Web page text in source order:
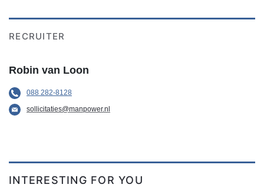
RECRUITER
Robin van Loon
088 282-8128
sollicitaties@manpower.nl
INTERESTING FOR YOU